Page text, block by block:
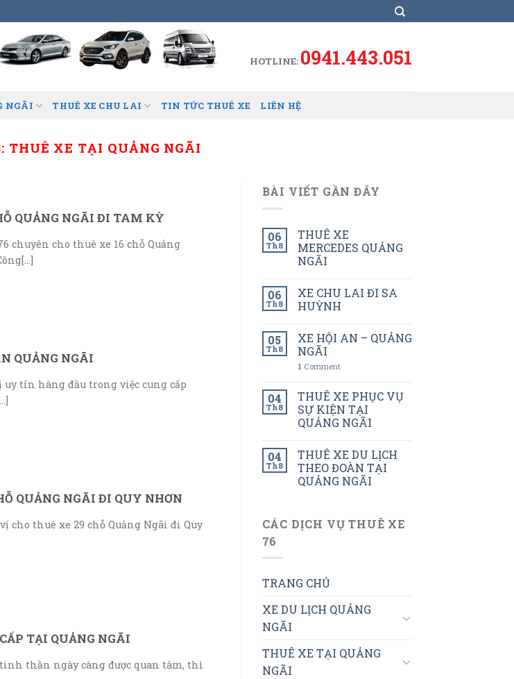
HOTLINE: 0941.443.051
NGÃI THUÊ XE CHU LAI TIN TỨC THUÊ XE LIÊN HỆ
THUÊ XE TẠI QUẢNG NGÃI
QUẢNG NGÃI ĐI TAM KỲ
chuyên cho thuê xe 16 chỗ Quảng
QUẢNG NGÃI
uy tín hàng đầu trong việc cung cấp
QUẢNG NGÃI ĐI QUY NHƠN
cho thuê xe 29 chỗ Quảng Ngãi đi Quy
TẠI QUẢNG NGÃI
thần ngày càng được quan tâm, thì
BÀI VIẾT GẦN ĐÂY
06
Th8
THUÊ XE
MERCEDES QUẢNG
NGÃI
06
Th8
XE CHU LAI ĐI SA
HUỲNH
05
Th8
XE HỘI AN – QUẢNG
NGÃI
1 Comment
04
Th8
THUÊ XE PHỤC VỤ
SỰ KIỆN TẠI
QUẢNG NGÃI
04
Th8
THUÊ XE DU LỊCH
THEO ĐOÀN TẠI
QUẢNG NGÃI
CÁC DỊCH VỤ THUÊ XE
76
TRANG CHỦ
XE DU LỊCH QUẢNG
NGÃI
THUÊ XE TẠI QUẢNG
NGÃI